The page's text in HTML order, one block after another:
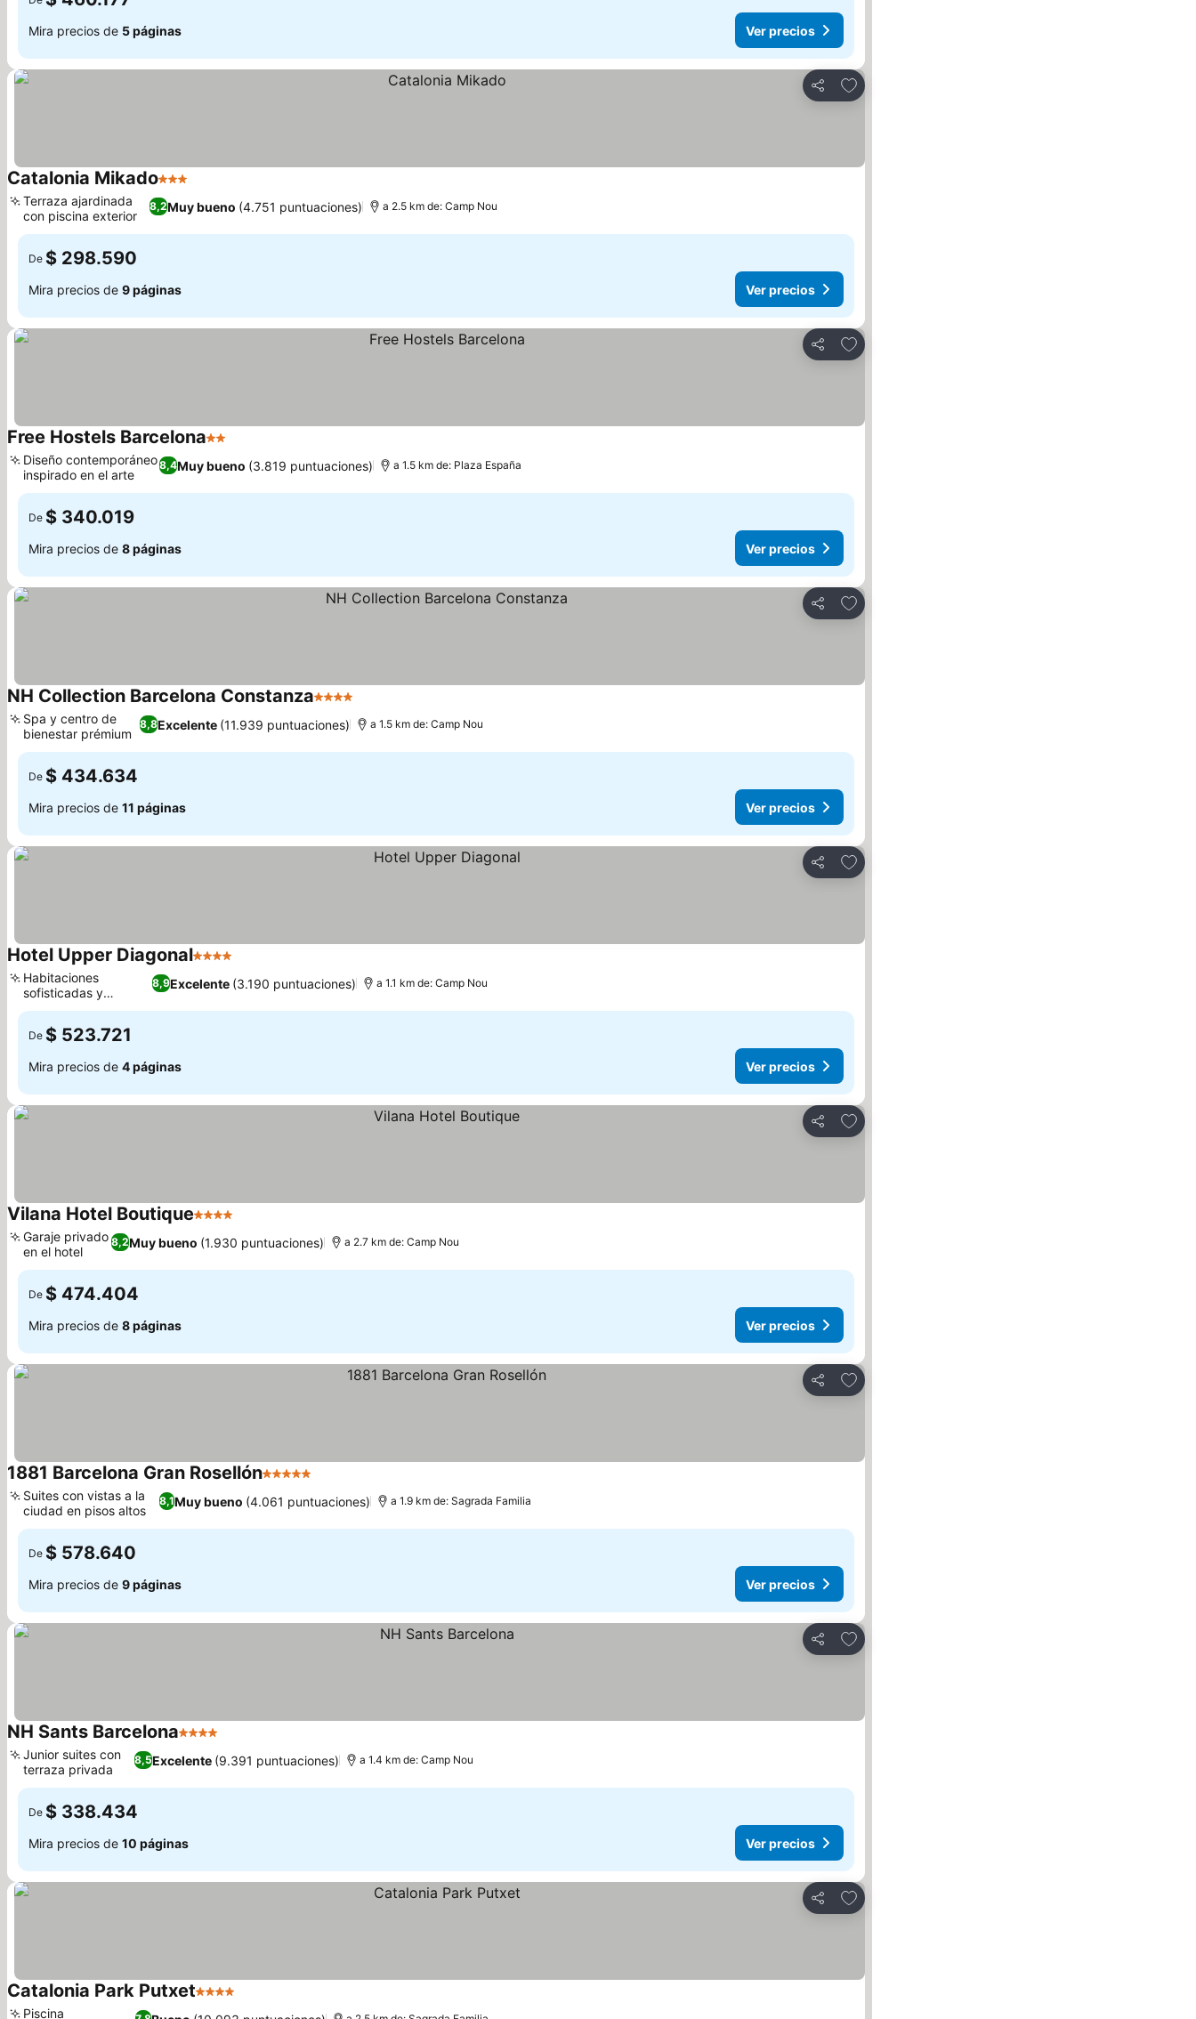
Mira precios de 5 páginas Ver precios
Compartir
Agregar a favoritos
Catalonia Mikado3 Estrellas
8,2Muy bueno (4.751 puntuaciones)
Terraza ajardinada
con piscina exterior
a 2.5 km de: Camp Nou
De $ 298.590
Mira precios de 9 páginas Ver precios
Compartir
Agregar a favoritos
Free Hostels Barcelona2 Estrellas
8,4Muy bueno (3.819 puntuaciones)
Diseño contemporáneo
inspirado en el arte
a 1.5 km de: Plaza España
De $ 340.019
Mira precios de 8 páginas Ver precios
Compartir
Agregar a favoritos
NH Collection Barcelona Constanza4 Estrellas
8,8Excelente (11.939 puntuaciones)
Spa y centro de
bienestar prémium
a 1.5 km de: Camp Nou
De $ 434.634
Mira precios de 11 páginas Ver precios
Compartir
Agregar a favoritos
Hotel Upper Diagonal4 Estrellas
8,9Excelente (3.190 puntuaciones)
Habitaciones
sofisticadas y
funcionales
a 1.1 km de: Camp Nou
De $ 523.721
Mira precios de 4 páginas Ver precios
Compartir
Agregar a favoritos
Vilana Hotel Boutique4 Estrellas
8,2Muy bueno (1.930 puntuaciones)
Garaje privado
en el hotel
a 2.7 km de: Camp Nou
De $ 474.404
Mira precios de 8 páginas Ver precios
Compartir
Agregar a favoritos
1881 Barcelona Gran Rosellón5 Estrellas
8,1Muy bueno (4.061 puntuaciones)
Suites con vistas a la
ciudad en pisos altos
a 1.9 km de: Sagrada Familia
De $ 578.640
Mira precios de 9 páginas Ver precios
Compartir
Agregar a favoritos
NH Sants Barcelona4 Estrellas
8,5Excelente (9.391 puntuaciones)
Junior suites con
terraza privada
a 1.4 km de: Camp Nou
De $ 338.434
Mira precios de 10 páginas Ver precios
Compartir
Agregar a favoritos
Catalonia Park Putxet4 Estrellas
Piscina